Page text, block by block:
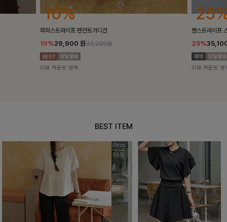
25%
밴스트라이프 스트링원피스
25%35,100 원46,800원
리뷰 카운트 영역
10%
[5천장돌파/
10%
리뷰 카운트 영
BEST ITEM